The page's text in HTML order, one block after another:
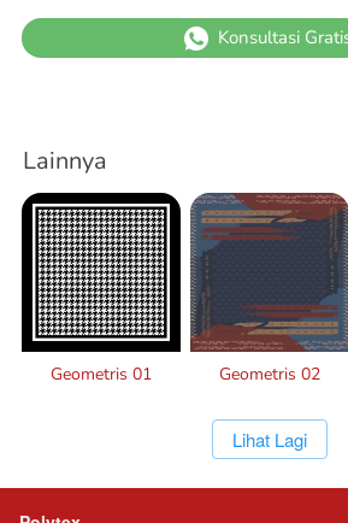
` Konsultasi
Lainnya
Geometris 01 Geometris 02
`Lihat Lagi